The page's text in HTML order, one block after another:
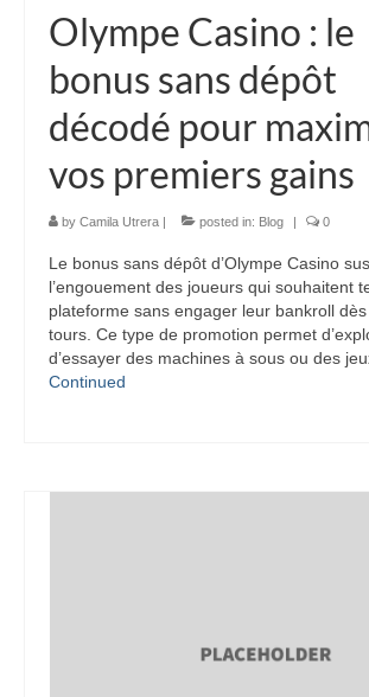
Olympe Casino : le
bonus sans dépôt
décodé pour
vos premiers gains
by Camila Utrera | posted in: Blog | 0
Le bonus sans dépôt d’Olympe Casino
l’engouement des joueurs qui souhaitent
plateforme sans engager leur bankroll
tours. Ce type de promotion permet
d’essayer des machines à sous ou des
Continued